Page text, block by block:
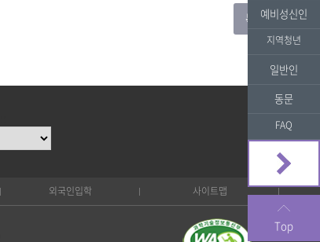
외국인입학 사이트맵
예비성신인
지역청년
일반인
동문
FAQ
Top